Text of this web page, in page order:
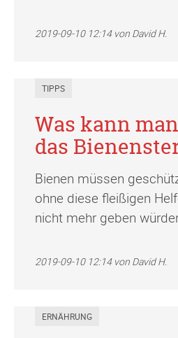
2019-09-10 12:14von David H.
TIPPS
Was kann
das
Bienen müssen
ohne diese fleißigen
nicht mehr geben
2019-09-10 12:14von David H.
ERNÄHRUNG